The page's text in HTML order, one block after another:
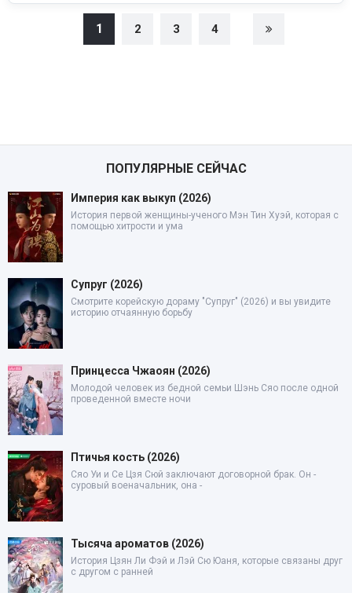
1 2 3 4
ПОПУЛЯРНЫЕ СЕЙЧАС
Империя как выкуп (2026)
История первой женщины-ученого Мэн Тин Хуэй, которая с
помощью хитрости и ума
Супруг (2026)
Смотрите корейскую дораму "Супруг" (2026) и вы увидите
историю отчаянную борьбу
Принцесса Чжаоян (2026)
Молодой человек из бедной семьи Шэнь Сяо после одной
проведенной вместе ночи
Птичья кость (2026)
Сяо Уи и Се Цзя Сюй заключают договорной брак. Он -
суровый военачальник, она -
Тысяча ароматов (2026)
История Цзян Ли Фэй и Лэй Сю Юаня, которые связаны друг
с другом с ранней